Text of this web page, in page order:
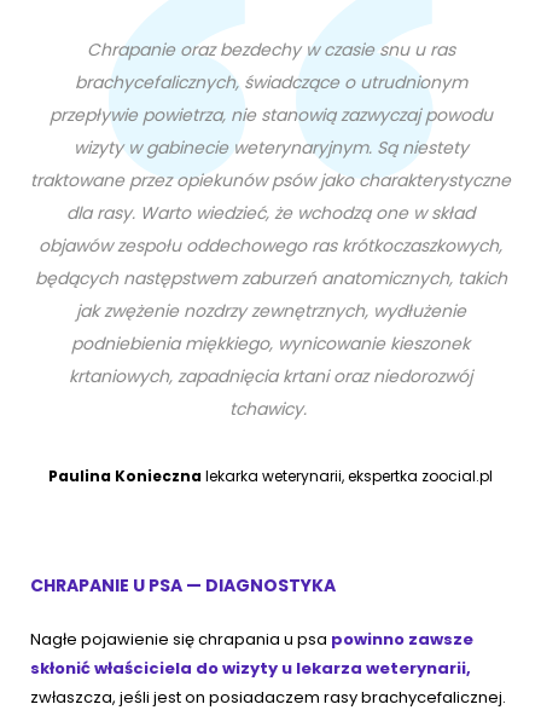
Chrapanie oraz bezdechy w czasie snu u ras
brachycefalicznych, świadczące o utrudnionym
przepływie powietrza, nie stanowią zazwyczaj powodu
wizyty w gabinecie weterynaryjnym. Są niestety
traktowane przez opiekunów psów jako charakterystyczne
dla rasy. Warto wiedzieć, że wchodzą one w skład
objawów zespołu oddechowego ras krótkoczaszkowych,
będących następstwem zaburzeń anatomicznych, takich
jak zwężenie nozdrzy zewnętrznych, wydłużenie
podniebienia miękkiego, wynicowanie kieszonek
krtaniowych, zapadnięcia krtani oraz niedorozwój
tchawicy.
Paulina Koniecznalekarka weterynarii, ekspertka zoocial.pl
CHRAPANIE U PSA — DIAGNOSTYKA
Nagłe pojawienie się chrapania u psa powinno zawsze
skłonić właściciela do wizyty u lekarza weterynarii,
zwłaszcza, jeśli jest on posiadaczem rasy brachycefalicznej.